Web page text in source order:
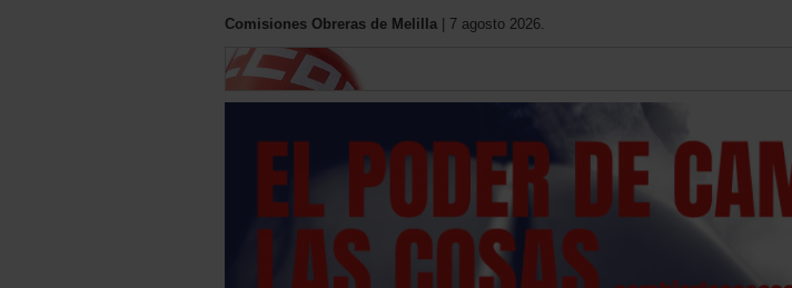
Comisiones Obreras de Melilla | 7 agosto 2026.